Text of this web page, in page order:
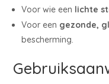
Voor wie een lichte
Voor een gezonde,
bescherming.